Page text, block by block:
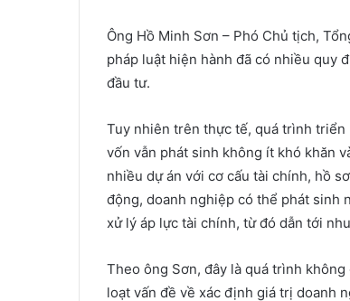
Ông Hồ Minh Sơn – Phó Chủ tịch,
pháp luật hiện hành đã có nhiều quy
đầu tư.
Tuy nhiên trên thực tế, quá trình
vốn vẫn phát sinh không ít khó khăn
nhiều dự án với cơ cấu tài chính, hồ
động, doanh nghiệp có thể phát sinh
xử lý áp lực tài chính, từ đó dẫn tới
Theo ông Sơn, đây là quá trình
loạt vấn đề về xác định giá trị doanh